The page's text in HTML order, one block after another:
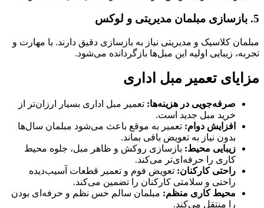
5. بازسازی مبلمان مدیریتی و لوکس
مبلمان کلاسیک و مدیریتی نیاز به بازسازی دقیق دارند. با مهارت و
تجربه، زیبایی اولیه این مبل‌ها بازگردانده می‌شود.
مزایای تعمیر مبل اداری
صرفه‌جویی در هزینه‌ها: تعمیر مبل اداری بسیار ارزان‌تر از
خرید مبل جدید است.
افزایش دوام: تعمیر به موقع باعث می‌شود مبلمان سال‌ها
بدون نیاز به تعویض باقی بماند.
زیبایی محیط: بازسازی روکش و ظاهر مبل، جلوه محیط
کاری را حرفه‌ای‌تر می‌کند.
راحتی کارکنان: تعویض فوم و تعمیر قطعات آسیب‌دیده
راحتی و سلامتی کارکنان را تضمین می‌کند.
محیط کاری منظم: مبلمان سالم حس نظم و حرفه‌ای بودن
را منتقل می‌کند.